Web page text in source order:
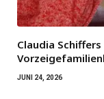
Claudia
JUNI 24, 2026